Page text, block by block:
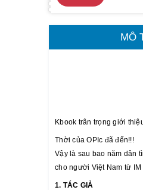
MÔ
Kbook trân trọng giới
Thời của OPIc đã đến!!!
Vậy là sau bao năm dân
cho người Việt Nam từ IM -
1. TÁC GIẢ